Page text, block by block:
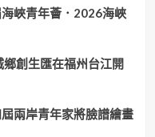
峽青年薈．2026海峽
創生匯在福州台江開
兩岸青年家將臉譜繪畫